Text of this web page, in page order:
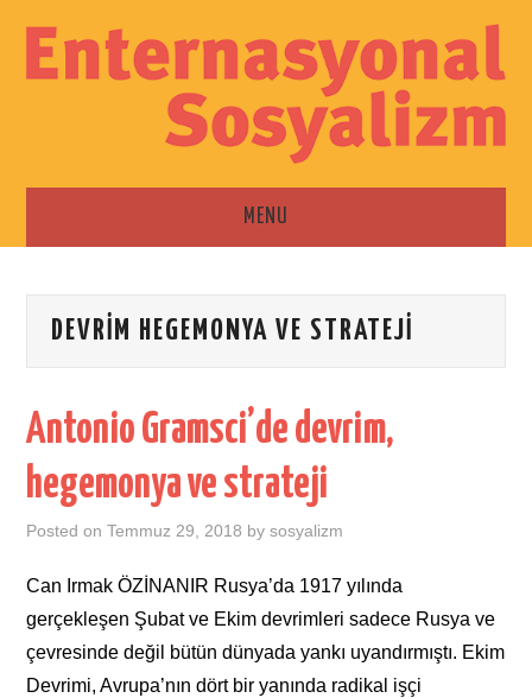
MENU
ESKI SAYILAR
DEVRIM HEGEMONYA VE STRATEJI
Antonio Gramsci’de devrim,
hegemonya ve strateji
Posted onTemmuz 29, 2018 bysosyalizm
Can Irmak ÖZİNANIR Rusya’da 1917 yılında
gerçekleşen Şubat ve Ekim devrimleri sadece Rusya ve
çevresinde değil bütün dünyada yankı uyandırmıştı. Ekim
Devrimi, Avrupa’nın dört bir yanında radikal işçi